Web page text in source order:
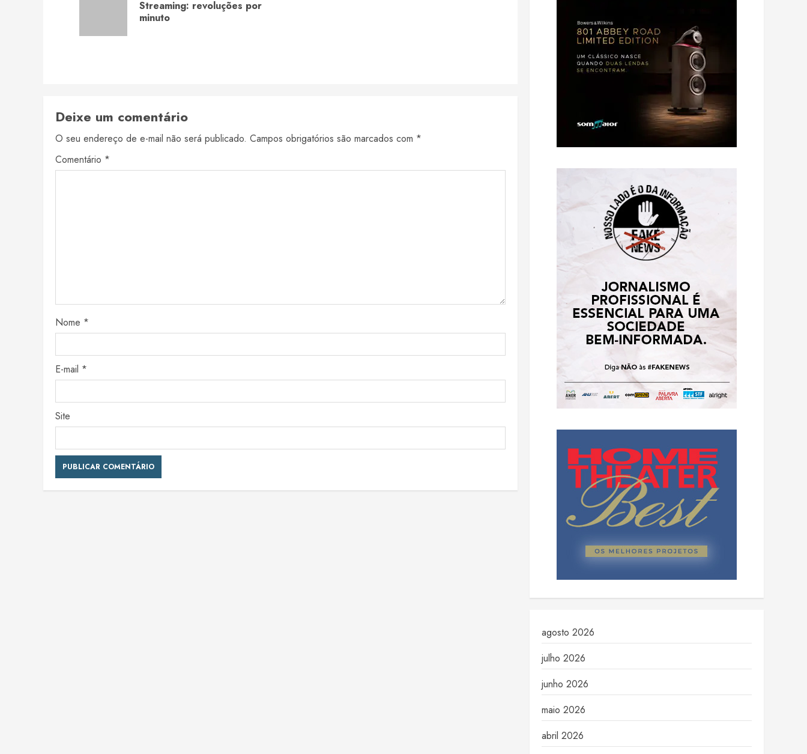
Streaming: revoluções por
minuto
Deixe um comentário
O seu endereço de e-mail não será publicado. Campos obrigatórios são marcados com *
Comentário *
Nome *
E-mail *
Site
agosto 2026
julho 2026
junho 2026
maio 2026
abril 2026